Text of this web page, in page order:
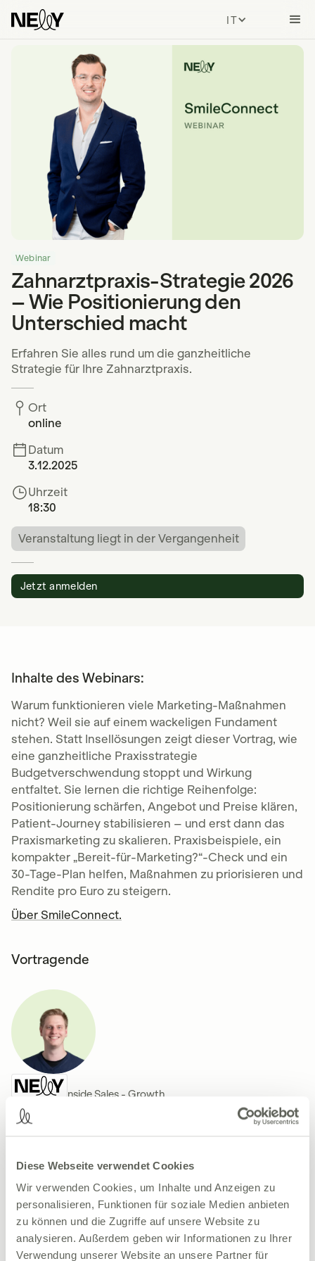
Diese Webseite verwendet Cookies
Wir verwenden Cookies, um Inhalte und Anzeigen zu
personalisieren, Funktionen für soziale Medien anbieten
zu können und die Zugriffe auf unsere Website zu
analysieren. Außerdem geben wir Informationen zu Ihrer
Verwendung unserer Website an unsere Partner für
ITALIAN
Webinar
Zahnarztpraxis-Strategie 2026
– Wie Positionierung den
Unterschied macht
Erfahren Sie alles rund um die ganzheitliche
Strategie für Ihre Zahnarztpraxis.
Ort
online
Datum
3.12.2025
Uhrzeit
18:30
Veranstaltung liegt in der Vergangenheit
Jetzt anmelden
Inhalte des Webinars:
Warum funktionieren viele Marketing-Maßnahmen
nicht? Weil sie auf einem wackeligen Fundament
stehen. Statt Insellösungen zeigt dieser Vortrag, wie
eine ganzheitliche Praxisstrategie
Budgetverschwendung stoppt und Wirkung
entfaltet. Sie lernen die richtige Reihenfolge:
Positionierung schärfen, Angebot und Preise klären,
Patient-Journey stabilisieren – und erst dann das
Praxismarketing zu skalieren. Praxisbeispiele, ein
kompakter „Bereit-für-Marketing?“-Check und ein
30-Tage-Plan helfen, Maßnahmen zu priorisieren und
Rendite pro Euro zu steigern.
Über SmileConnect.
Vortragende
Jan Tuch
Team Lead Inside Sales - Growth
Nelly Solutions GmbH
Jan Tuch ist der erste Kontaktpunkt für jeden potenziellen
Kunden, der an Nelly interessiert ist. Dabei berät er Arztpraxen,
digitalen Lösungen.